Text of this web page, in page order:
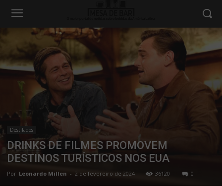
Destilados
DRINKS DE FILMES PROMOVEM
DESTINOS TURÍSTICOS NOS EUA
Por Leonardo Millen - 2 de fevereiro de 2024 36120 0